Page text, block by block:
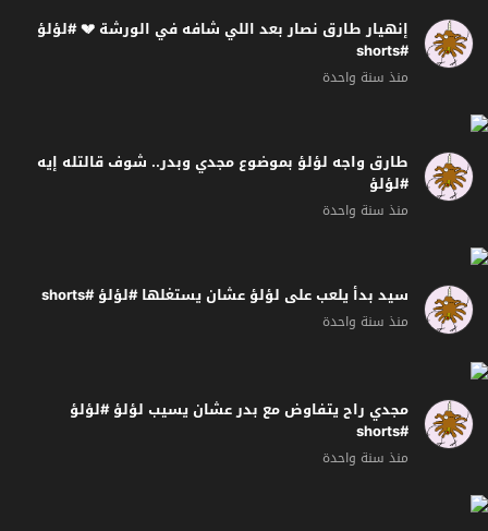
إنهيار طارق نصار بعد اللي شافه في الورشة 💔 #لؤلؤ
#shorts
منذ سنة واحدة
طارق واجه لؤلؤ بموضوع مجدي وبدر.. شوف قالتله إيه
#لؤلؤ
منذ سنة واحدة
سيد بدأ يلعب على لؤلؤ عشان يستغلها #لؤلؤ #shorts
منذ سنة واحدة
مجدي راح يتفاوض مع بدر عشان يسيب لؤلؤ #لؤلؤ
#shorts
منذ سنة واحدة